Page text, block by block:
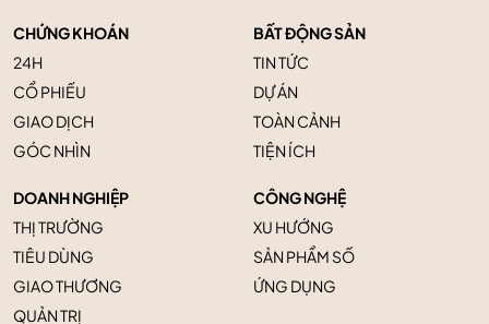
CHỨNG KHOÁN
24H
CỔ PHIẾU
GIAO DỊCH
GÓC NHÌN
BẤT ĐỘNG SẢN
TIN TỨC
DỰ ÁN
TOÀN CẢNH
TIỆN ÍCH
DOANH NGHIỆP
THỊ TRƯỜNG
TIÊU DÙNG
GIAO THƯƠNG
QUẢN TRỊ
CÔNG NGHỆ
XU HƯỚNG
SẢN PHẨM SỐ
ỨNG DỤNG